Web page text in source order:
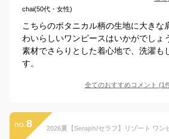
chai(50代・女性)
こちらのボタニカル柄の生地に大きな
わいらしいワンピースはいかがでしょ
素材でさらりとした着心地で、洗濯も
す。
全てのおすすめコメント (1
no. 8